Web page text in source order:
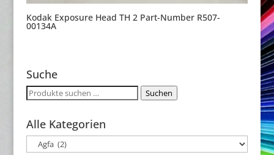
Kodak Exposure Head TH 2 Part-Number R507-
00134A
Suche
Suchen
Suchen
Alle Kategorien